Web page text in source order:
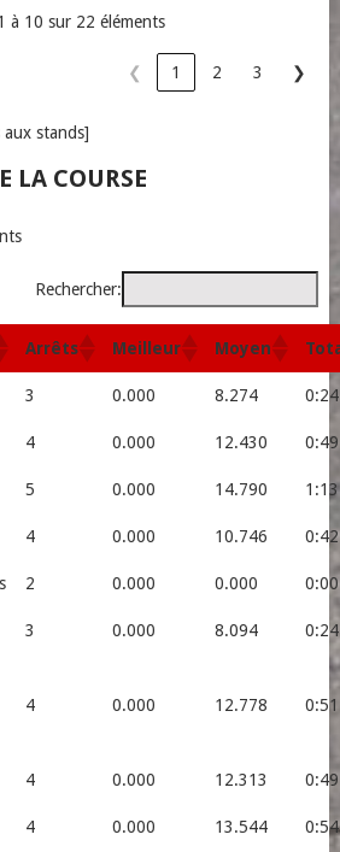
à 10 sur 22 éléments
❮ 1 2 3 ❯
stands]
LA COURSE
Rechercher:
Arrêts Meilleur Moyen
3 0.000 8.274
4 0.000 12.430
5 0.000 14.790
4 0.000 10.746
2 0.000 0.000
3 0.000 8.094
4 0.000 12.778
4 0.000 12.313
4 0.000 13.544